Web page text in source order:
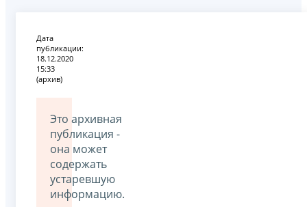
Дата
публикации:
18.12.2020
15:33
(архив)
Это архивная
публикация -
она может
содержать
устаревшую
информацию.